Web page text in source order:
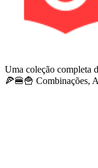
Uma coleção completa
🍕🍔🍟 Combinações,